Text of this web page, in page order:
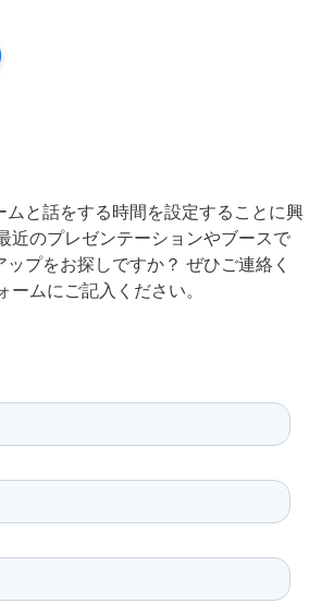
ムと話をする時間を設定することに興
近のプレゼンテーションやブースで
プをお探しですか？ ぜひご連絡く
ームにご記入ください。